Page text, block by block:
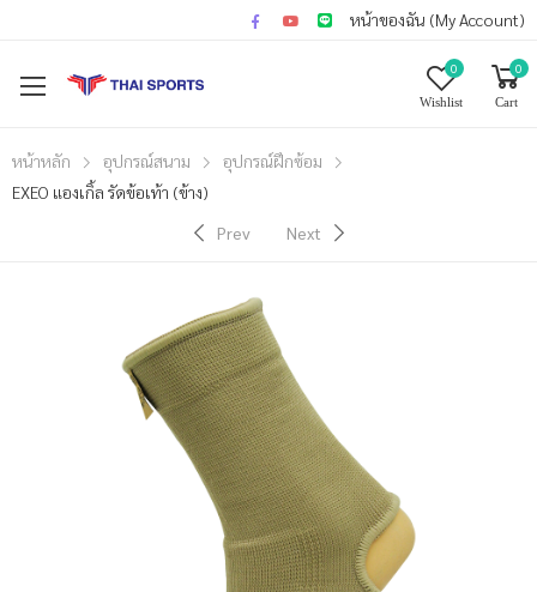
หน้าของฉัน (My Account)
0
Wishlist
0
Cart
หน้าหลัก อุปกรณ์สนาม
อุปกรณ์ฝึกซ้อม
EXEO แองเกิ้ล รัดข้อเท้า (ข้าง)
Prev
Next